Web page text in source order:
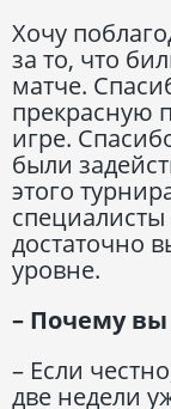
Хочу
за то, что
матче.
прекрасную
игре.
были
этого
достаточно
уровне.
– Почему вы
– Если
две недели